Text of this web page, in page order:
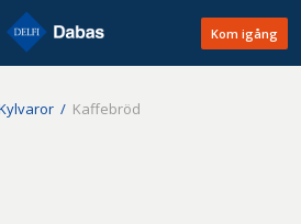
Kom igång
Kaffebröd